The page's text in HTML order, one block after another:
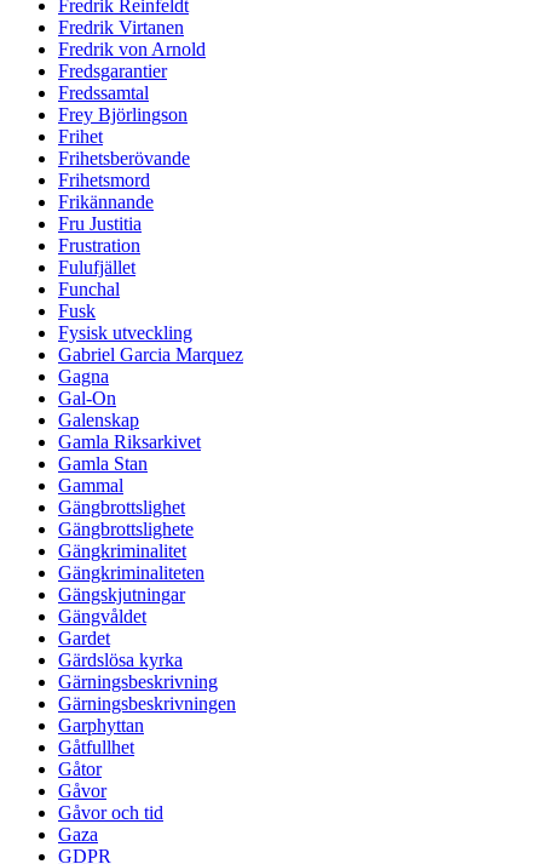
Fredrik Reinfeldt
Fredrik Virtanen
Fredrik von Arnold
Fredsgarantier
Fredssamtal
Frey Björlingson
Frihet
Frihetsberövande
Frihetsmord
Frikännande
Fru Justitia
Frustration
Fulufjället
Funchal
Fusk
Fysisk utveckling
Gabriel Garcia Marquez
Gagna
Gal-On
Galenskap
Gamla Riksarkivet
Gamla Stan
Gammal
Gängbrottslighet
Gängbrottslighete
Gängkriminalitet
Gängkriminaliteten
Gängskjutningar
Gängvåldet
Gardet
Gärdslösa kyrka
Gärningsbeskrivning
Gärningsbeskrivningen
Garphyttan
Gåtfullhet
Gåtor
Gåvor
Gåvor och tid
Gaza
GDPR